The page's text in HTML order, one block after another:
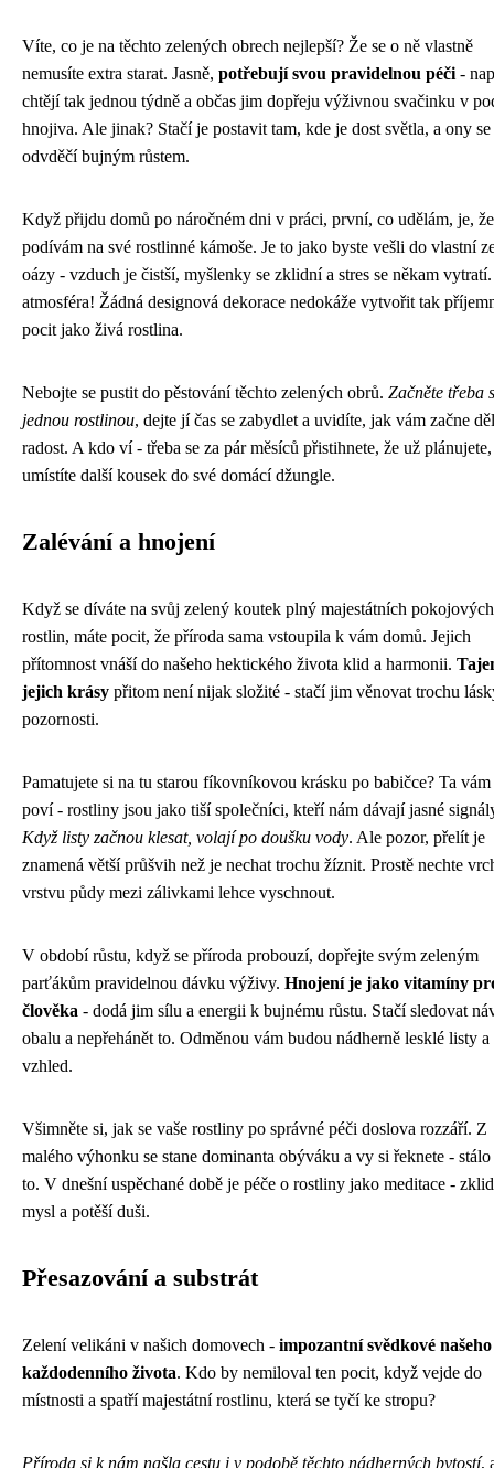
Víte, co je na těchto zelených obrech nejlepší? Že se o ně vlastně
nemusíte extra starat. Jasně, potřebují svou pravidelnou péči-
chtějí tak jednou týdně a občas jim dopřeju výživnou svačinku v
hnojiva. Ale jinak? Stačí je postavit tam, kde je dost světla, a ony
odvděčí bujným růstem.
Když přijdu domů po náročném dni v práci, první, co udělám, je,
podívám na své rostlinné kámoše. Je to jako byste vešli do vlastní
oázy - vzduch je čistší, myšlenky se zklidní a stres se někam
atmosféra! Žádná designová dekorace nedokáže vytvořit tak
pocit jako živá rostlina.
Nebojte se pustit do pěstování těchto zelených obrů. Začněte třeba s
jednou rostlinou, dejte jí čas se zabydlet a uvidíte, jak vám začne
radost. A kdo ví - třeba se za pár měsíců přistihnete, že už
umístíte další kousek do své domácí džungle.
Zalévání a hnojení
Když se díváte na svůj zelený koutek plný majestátních pokojových
rostlin, máte pocit, že příroda sama vstoupila k vám domů. Jejich
přítomnost vnáší do našeho hektického života klid a harmonii.
jejich krásy přitom není nijak složité - stačí jim věnovat trochu
pozornosti.
Pamatujete si na tu starou fíkovníkovou krásku po babičce? Ta vám
poví - rostliny jsou jako tiší společníci, kteří nám dávají jasné
Když listy začnou klesat, volají po doušku vody. Ale pozor, přelít je
znamená větší průšvih než je nechat trochu žíznit. Prostě nechte
vrstvu půdy mezi zálivkami lehce vyschnout.
V období růstu, když se příroda probouzí, dopřejte svým zeleným
parťákům pravidelnou dávku výživy. Hnojení je jako vitamíny
člověka - dodá jim sílu a energii k bujnému růstu. Stačí sledovat
obalu a nepřehánět to. Odměnou vám budou nádherně lesklé listy a
vzhled.
Všimněte si, jak se vaše rostliny po správné péči doslova rozzáří. Z
malého výhonku se stane dominanta obýváku a vy si řeknete - stálo
to. V dnešní uspěchané době je péče o rostliny jako meditace -
mysl a potěší duši.
Přesazování a substrát
Zelení velikáni v našich domovech - impozantní svědkové našeho
každodenního života. Kdo by nemiloval ten pocit, když vejde do
místnosti a spatří majestátní rostlinu, která se tyčí ke stropu?
Příroda si k nám našla cestu i v podobě těchto nádherných bytostí,